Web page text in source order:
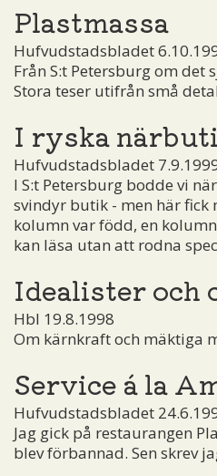
Plastmassa
Hufvudstadsbladet
Från S:t Petersburg om
Stora teser utifrån små
I ryska
Hufvudstadsbladet
I S:t Petersburg bodde vi
svindyr butik - men här fick
kolumn var född, en
kan läsa utan att rodna
Idealister och
Hbl 19.8.1998
Om kärnkraft och mäktiga
Service á la
Hufvudstadsbladet
Jag gick på restaurangen
blev förbannad. Sen skrev